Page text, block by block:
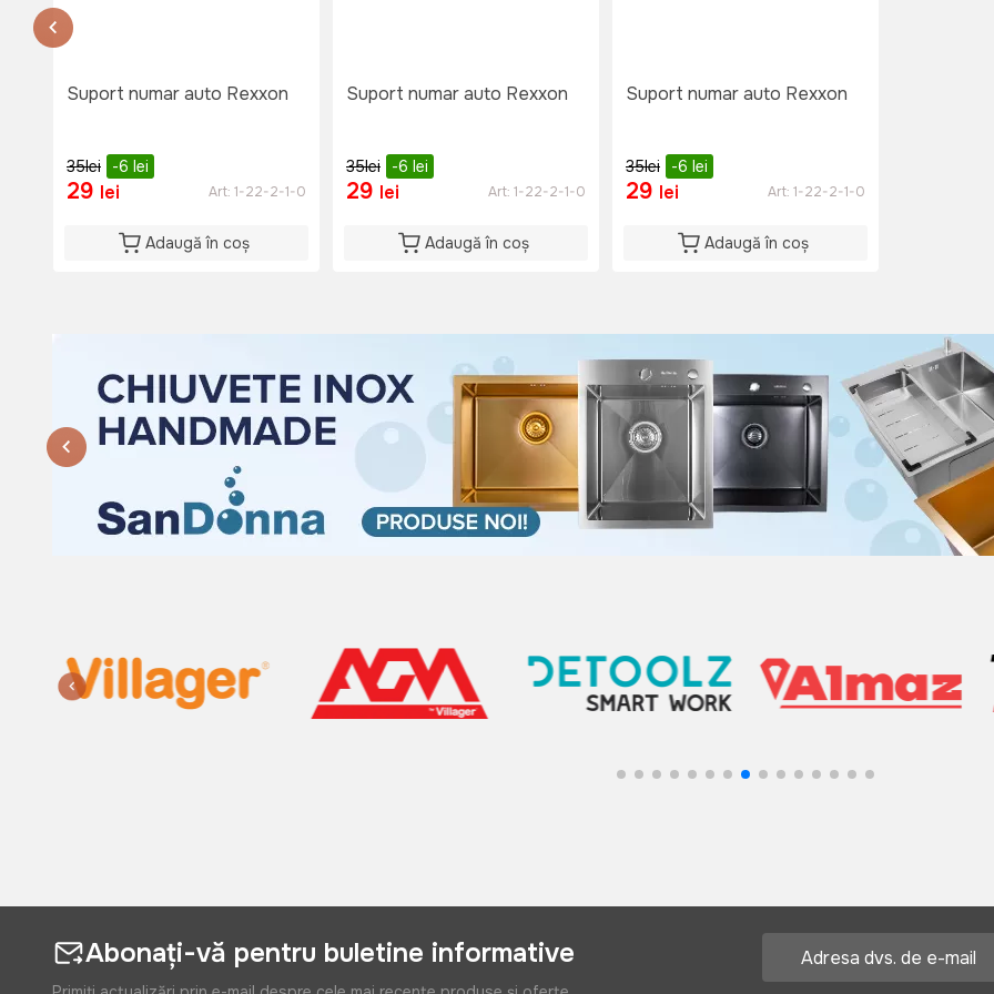
Lu-Vi: 08:00-18:00
Si: 08:00 - 15:00
Suport numar auto Rexxon
35lei -6 lei
29 lei Art: 1-22-2-1-0
Adaugă în coș
Suport numar auto Rexxon
35lei -6 lei
29 lei Art: 1-22-2-1-0
Adaugă în coș
Suport numar auto Rexxon
35lei -6 lei
29 lei Art: 1-22-2-1-0
Adaugă în coș
Abonați-vă pentru buletine informative